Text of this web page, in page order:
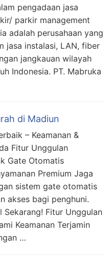
pengadaan jasa
parkir management
adalah perusahaan yang
jasa instalasi, LAN, fiber
jangkauan wilayah
Indonesia. PT. Mabruka
di Madiun
– Keamanan &
Fitur Unggulan
Gate Otomatis
Premium Jaga
sistem gate otomatis
akses bagi penghuni.
Sekarang! Fitur Unggulan
Keamanan Terjamin
…